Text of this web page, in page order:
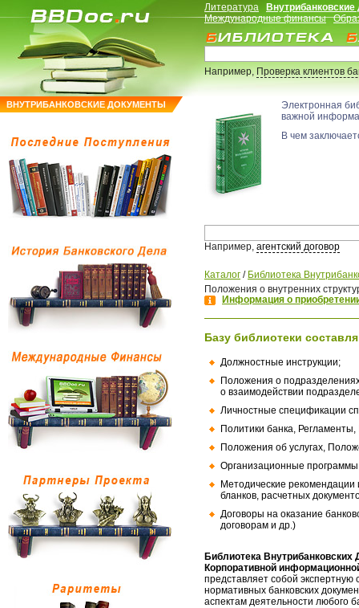
ВНУТРИБАНКОВСКИЕ ДОКУМЕНТЫ
Литература
Международные финансы
Например,Проверка клиентов
Электронная
важной
В чем
Например, агентский договор
Каталог / Библиотека
Положения о внутренних
Информация о
Базу библиотеки
Должностные инструкции;
Положения о
о взаимодействии
Личностные спецификации
Политики банка,
Положения об услугах,
Организационные
Методические
бланков, расчетных
Договоры на оказание
договорам и др.)
Библиотека
Корпоративной
представляет собой экспертную
нормативных банковских
аспектам деятельности любого